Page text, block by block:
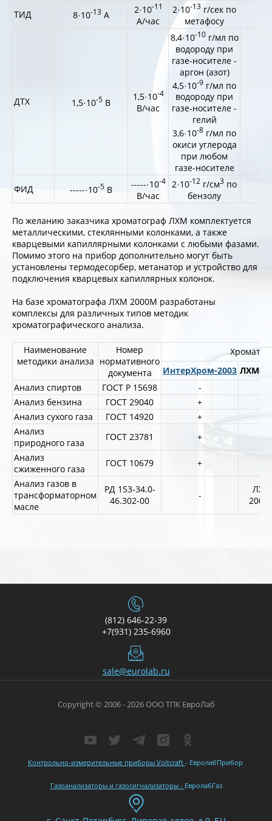
ТИД 8·10-13 А 2·10-11
А/час
2·10-13 г/сек по
метафосу
ДТХ 1,5·10-5 В
1,5·10-4
В/час
8,4·10-10г/мл по
водороду при
газе-носителе -
аргон (азот)
4,5·10-9 г/мл по
водороду при
газе-носителе -
гелий
3,6·10-8 г/мл по
окиси углерода
при любом
газе-носителе
ФИД -----·10-5 В -----·10-4
В/час
2·10-12 г/см3 по
бензолу
По желанию заказчика хроматограф ЛХМ комплектуется
металлическими, стеклянными колонками, а также
кварцевыми капиллярными колонками с любыми фазами.
Помимо этого на прибор дополнительно могут быть
установлены термодесорбер, метанатор и устройство для
подключения кварцевых капиллярных колонок.
На базе хроматографа ЛХМ 2000М разработаны
комплексы для различных типов методик
хроматографического анализа.
Наименование
методики анализа
Номер
нормативного
документа
ИнтерХром-2003 ЛХМ-
Анализ спиртов
ГОСТ Р 15698 -
Анализ бензина
ГОСТ 29040 +
Анализ сухого газа
ГОСТ 14920 +
Анализ
природного газа
ГОСТ 23781 +
Анализ
сжиженного газа
ГОСТ 10679 +
Анализ газов в
трансформаторном
масле
РД 153-34.0-
46.302-00
-
(812) 646-22-39
+7(931) 235-6960
sale@eurolab.ru
Контрольно-измерительные приборы Voltcraft - ЕвролабПрибор
Газоанализаторы и газосигнализаторы - ЕвролабГаз
Copyright © 2006 - 2026 ООО ТПК ЕвроЛаб